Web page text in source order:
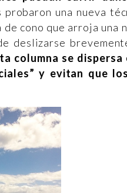
una nueva
cono que arroja una
deslizarse
columna se dispersa
y evitan que